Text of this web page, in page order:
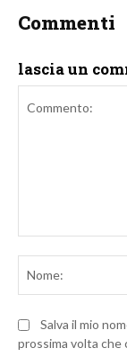
Commenti
lascia un
Salva il mio
prossima volta che